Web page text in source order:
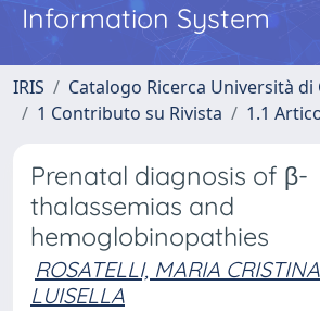
Information System
IRIS
Catalogo Ricerca Università di
1 Contributo su Rivista
1.1
Prenatal diagnosis of β-
thalassemias and
hemoglobinopathies
ROSATELLI, MARIA CRISTINA
LUISELLA